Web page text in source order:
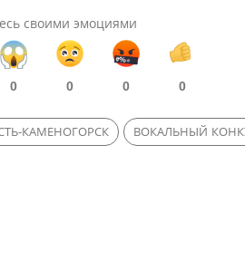
своими эмоциями
0 0 0 0
КАМЕНОГОРСК ВОКАЛЬНЫЙ